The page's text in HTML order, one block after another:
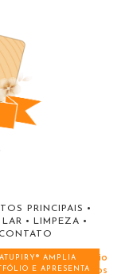
PRINCIPAIS •
• LIMPEZA •
CONTATO
AMPLIA
E APRESENTA